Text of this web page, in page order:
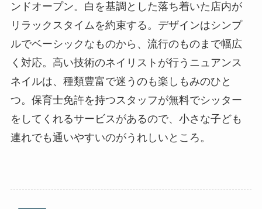
ンドオープン。白を基調とした落ち着いた店内が
リラックスタイムを約束する。デザインはシンプ
ルでベーシックなものから、流行のものまで幅広
く対応。高い技術のネイリストが行うニュアンス
ネイルは、種類豊富で迷うのも楽しもみのひと
つ。保育士免許を持つスタッフが無料でシッター
をしてくれるサービスがあるので、小さな子ども
連れでも通いやすいのがうれしいところ。